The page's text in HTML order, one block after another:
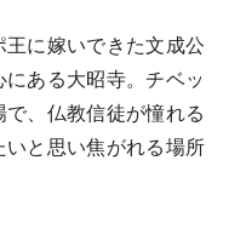
に嫁いできた文成公
ある大昭寺。チベッ
で、仏教信徒が憧れる
と思い焦がれる場所